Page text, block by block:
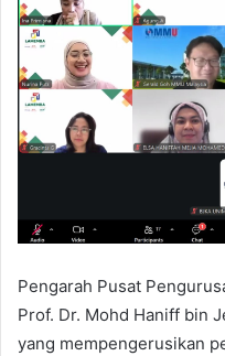
Pengarah Pusat
Prof. Dr. Mohd Haniff bin
yang mempengerusikan